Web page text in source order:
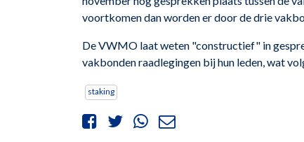
voortkomen dan worden er door de drie
De VWMO laat weten "constructief" in
vakbonden raadlegingen bij hun leden, wat
staking